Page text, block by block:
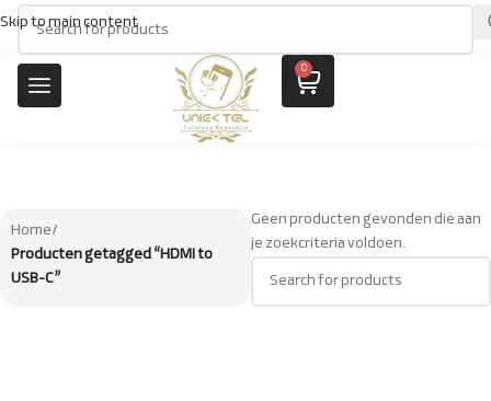
Skip to main content
0
Home/
Producten getagged “HDMI to
USB-C”
Geen producten gevonden die aan
je zoekcriteria voldoen.